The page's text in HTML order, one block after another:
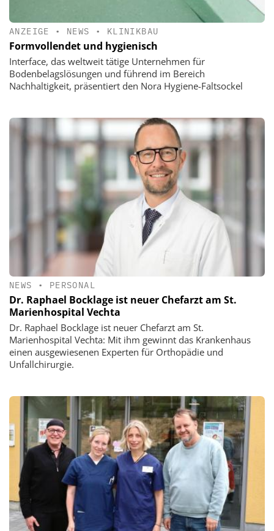
ANZEIGE • NEWS • KLINIKBAU
Formvollendet und hygienisch
Interface, das weltweit tätige Unternehmen für
Bodenbelagslösungen und führend im Bereich
Nachhaltigkeit, präsentiert den Nora Hygiene-Faltsockel
NEWS • PERSONAL
Dr. Raphael Bocklage ist neuer Chefarzt am St.
Marienhospital Vechta
Dr. Raphael Bocklage ist neuer Chefarzt am St.
Marienhospital Vechta: Mit ihm gewinnt das Krankenhaus
einen ausgewiesenen Experten für Orthopädie und
Unfallchirurgie.